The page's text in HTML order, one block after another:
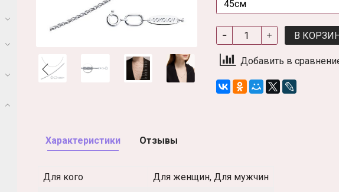
В
Добавить в
Характеристики
Для кого
Для женщин, Для мужчин
Отзывы